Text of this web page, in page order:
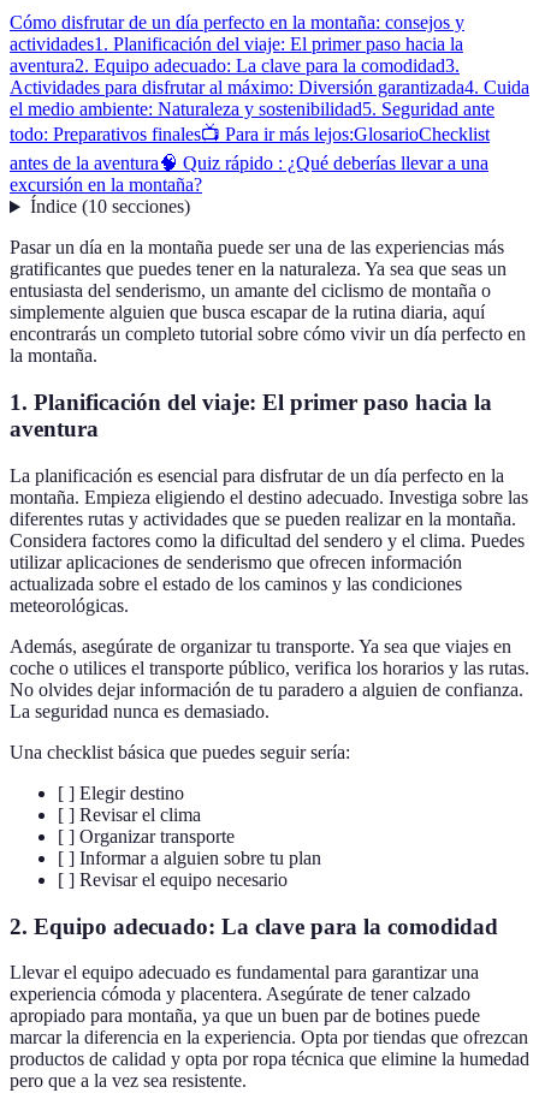
Cómo disfrutar de un día perfecto en la montaña: consejos y
actividades1. Planificación del viaje: El primer paso hacia la
aventura2. Equipo adecuado: La clave para la comodidad3.
Actividades para disfrutar al máximo: Diversión garantizada4. Cuida
el medio ambiente: Naturaleza y sostenibilidad5. Seguridad ante
todo: Preparativos finales📺 Para ir más lejos:GlosarioChecklist
antes de la aventura🧠 Quiz rápido : ¿Qué deberías llevar a una
excursión en la montaña?
Índice(10 secciones)
Pasar un día en la montaña puede ser una de las experiencias más
gratificantes que puedes tener en la naturaleza. Ya sea que seas un
entusiasta del senderismo, un amante del ciclismo de montaña o
simplemente alguien que busca escapar de la rutina diaria, aquí
encontrarás un completo tutorial sobre cómo vivir un día perfecto en
la montaña.
1. Planificación del viaje: El primer paso hacia la
aventura
La planificación es esencial para disfrutar de un día perfecto en la
montaña. Empieza eligiendo el destino adecuado. Investiga sobre las
diferentes rutas y actividades que se pueden realizar en la montaña.
Considera factores como la dificultad del sendero y el clima. Puedes
utilizar aplicaciones de senderismo que ofrecen información
actualizada sobre el estado de los caminos y las condiciones
meteorológicas.
Además, asegúrate de organizar tu transporte. Ya sea que viajes en
coche o utilices el transporte público, verifica los horarios y las rutas.
No olvides dejar información de tu paradero a alguien de confianza.
La seguridad nunca es demasiado.
Una checklist básica que puedes seguir sería:
[ ] Elegir destino
[ ] Revisar el clima
[ ] Organizar transporte
[ ] Informar a alguien sobre tu plan
[ ] Revisar el equipo necesario
2. Equipo adecuado: La clave para la comodidad
Llevar el equipo adecuado es fundamental para garantizar una
experiencia cómoda y placentera. Asegúrate de tener calzado
apropiado para montaña, ya que un buen par de botines puede
marcar la diferencia en la experiencia. Opta por tiendas que ofrezcan
productos de calidad y opta por ropa técnica que elimine la humedad
pero que a la vez sea resistente.